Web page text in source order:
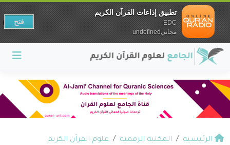
الرئيسية المكتبة الرقمية
علوم القرآن الكريم
تطبيق إذاعات القرآن الكريم
EDC
مجانيundefined
فتح